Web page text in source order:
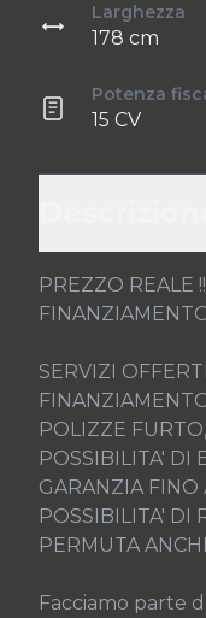
Larghezza
178 cm
Potenza
15 CV
PREZZO REALE
SERVIZI
POLIZZE
POSSIBILITA' DI
GARANZIA FINO
POSSIBILITA' DI
PERMUTA
Facciamo parte